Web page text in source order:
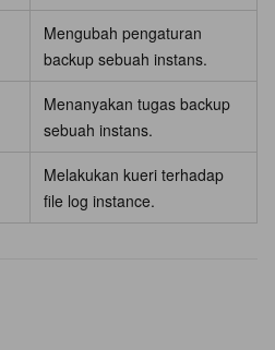
Mengubah pengaturan
backup sebuah instans.
Menanyakan tugas backup
sebuah instans.
Melakukan kueri terhadap
file log instance.